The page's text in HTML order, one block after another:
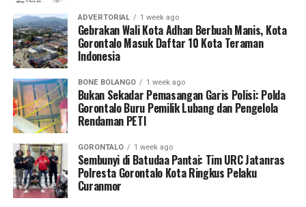
ADVERTORIAL 1 week ago
Gebrakan Wali Kota Adhan Berbuah Manis, Kota
Gorontalo Masuk Daftar 10 Kota Teraman
Indonesia
BONE BOLANGO 1 week ago
Bukan Sekadar Pemasangan Garis Polisi: Polda
Gorontalo Buru Pemilik Lubang dan Pengelola
Rendaman PETI
GORONTALO 1 week ago
Sembunyi di Batudaa Pantai: Tim URC Jatanras
Polresta Gorontalo Kota Ringkus Pelaku
Curanmor